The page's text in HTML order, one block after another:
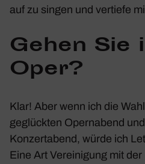
auf zu singen und vertiefe
Gehen Sie
Oper?
Klar! Aber wenn ich die
geglückten Opern­abend
Konzert­abend, würde ich
Eine Art Verei­ni­gung mit